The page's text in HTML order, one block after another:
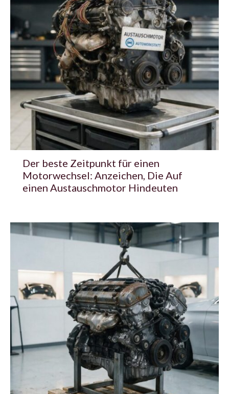
Der beste Zeitpunkt für einen
Motorwechsel: Anzeichen, Die Auf
einen Austauschmotor Hindeuten